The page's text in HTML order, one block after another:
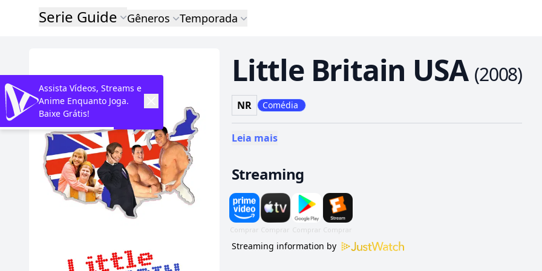
Serie Guide Gêneros Temporada
Little Britain USA (2008)
NR Comédia
Leia mais
Streaming
Streaming information by
Assista Vídeos, Streams e
Anime Enquanto Joga.
Baixe Grátis!